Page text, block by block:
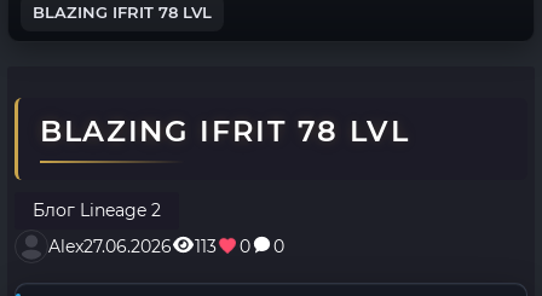
BLAZING IFRIT 78 LVL
BLAZING IFRIT 78 LVL
Блог Lineage 2
Alex27.06.2026 113 0 0